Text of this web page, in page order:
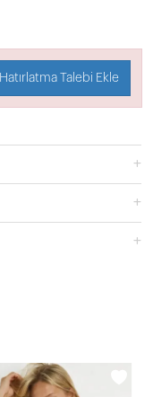
Hatırlatma Talebi Ekle